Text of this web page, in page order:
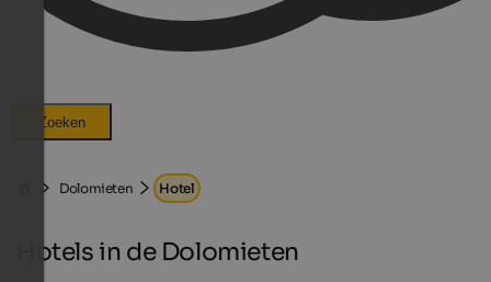
Zoeken
Dolomieten Hotel
Hotels in de Dolomieten